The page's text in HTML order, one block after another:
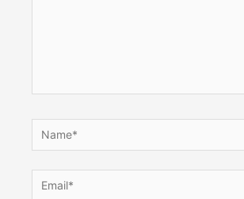
Name*
Email*